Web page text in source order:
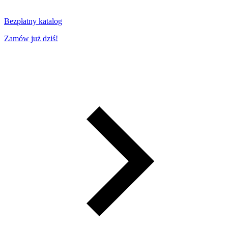
Bezpłatny katalog
Zamów już dziś!